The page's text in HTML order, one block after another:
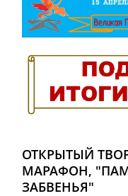
ОТКРЫТЫЙ
МАРАФОН,
ЗАБВЕНЬЯ"